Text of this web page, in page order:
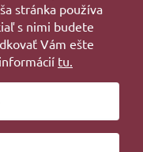
stránka používa
s nimi budete
Vám ešte
tu.
vyhradené.